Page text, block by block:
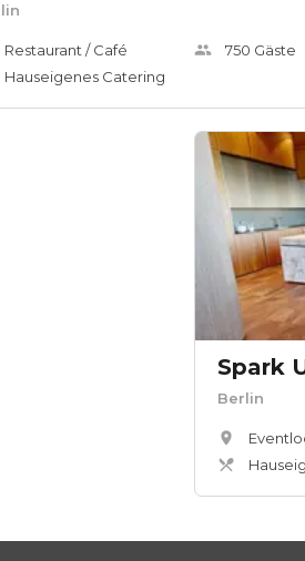
Restaurant / Café
Hauseigenes Catering
750 Gäste
Spark
Berlin